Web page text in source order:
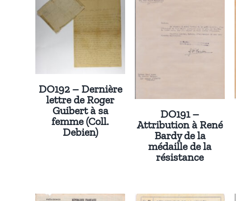
DO192 – Dernière
lettre de Roger
Guibert à sa
femme (Coll.
Debien)
DO191 –
Attribution à René
Bardy de la
médaille de la
résistance